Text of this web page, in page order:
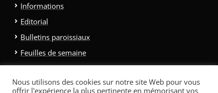
Informations
Editorial
Bulletins paroissiaux
Feuilles de semaine
Galerie photo
Politique relative aux cookies
Nous utilisons des cookies sur notre site Web pour vous
offrir l'expérience la plus pertinente en mémorisant vos